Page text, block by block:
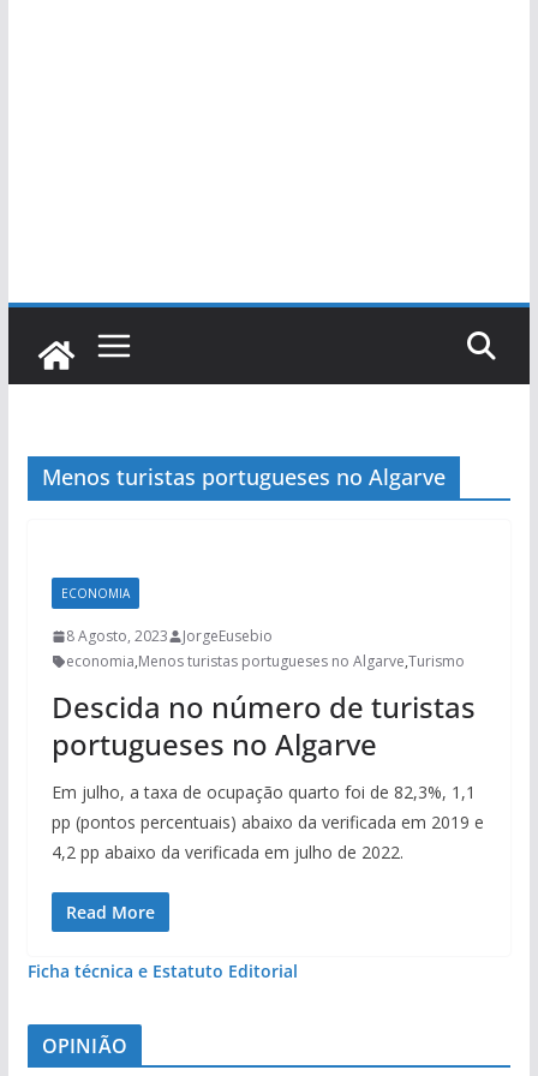
Menos turistas portugueses no Algarve
ECONOMIA
8 Agosto, 2023
JorgeEusebio
economia,Menos turistas portugueses no Algarve,Turismo
Descida no número de turistas
portugueses no Algarve
Em julho, a taxa de ocupação quarto foi de 82,3%, 1,1
pp (pontos percentuais) abaixo da verificada em 2019 e
4,2 pp abaixo da verificada em julho de 2022.
Read More
Ficha técnica e Estatuto Editorial
OPINIÃO